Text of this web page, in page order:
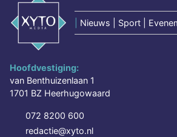
Nieuws | Sport |
Hoofdvestiging:
van Benthuizenlaan 1
1701 BZ Heerhugowaard
072 8200 600
redactie@xyto.nl